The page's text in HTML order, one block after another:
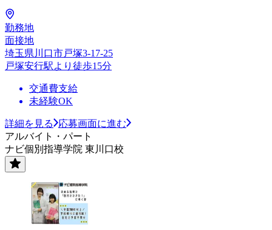
勤務地
面接地
埼玉県川口市戸塚3-17-25
戸塚安行駅より徒歩15分
交通費支給
未経験OK
詳細を見る
応募画面に進む
アルバイト・パート
ナビ個別指導学院 東川口校